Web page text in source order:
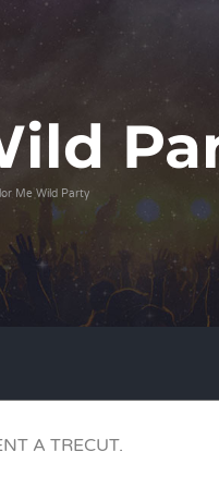
Me Wild Party
A TRECUT.